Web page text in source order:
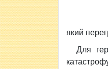
який
Для